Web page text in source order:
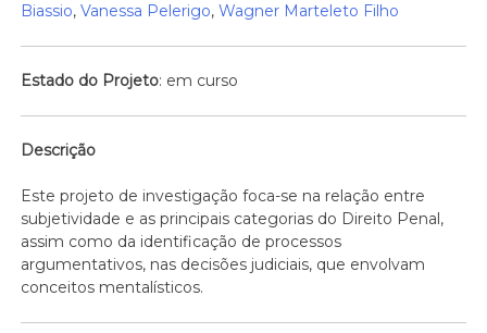
Biassio,Vanessa Pelerigo,Wagner Marteleto Filho
Estado do Projeto: em curso
Descrição
Este projeto de investigação foca-se na relação entre
subjetividade e as principais categorias do Direito Penal,
assim como da identificação de processos
argumentativos, nas decisões judiciais, que envolvam
conceitos mentalísticos.